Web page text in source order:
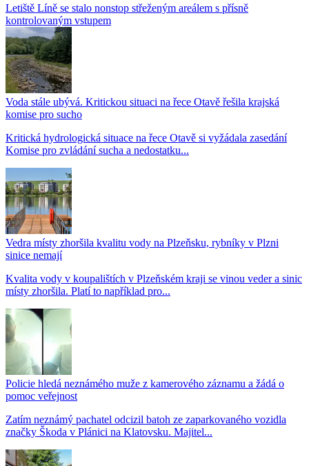
Letiště Líně se stalo nonstop střeženým areálem s přísně
kontrolovaným vstupem
Voda stále ubývá. Kritickou situaci na řece Otavě řešila krajská
komise pro sucho
Kritická hydrologická situace na řece Otavě si vyžádala zasedání
Komise pro zvládání sucha a nedostatku...
Vedra místy zhoršila kvalitu vody na Plzeňsku, rybníky v Plzni
sinice nemají
Kvalita vody v koupalištích v Plzeňském kraji se vinou veder a sinic
místy zhoršila. Platí to například pro...
Policie hledá neznámého muže z kamerového záznamu a žádá o
pomoc veřejnost
Zatím neznámý pachatel odcizil batoh ze zaparkovaného vozidla
značky Škoda v Plánici na Klatovsku. Majitel...